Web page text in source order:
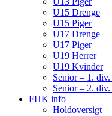
U15 Drenge
U15 Piger
U17 Drenge
U17 Piger
U19 Herrer
U19 Kvinder
Senior – 1.
Senior – 2.
FHK info
Holdoversigt